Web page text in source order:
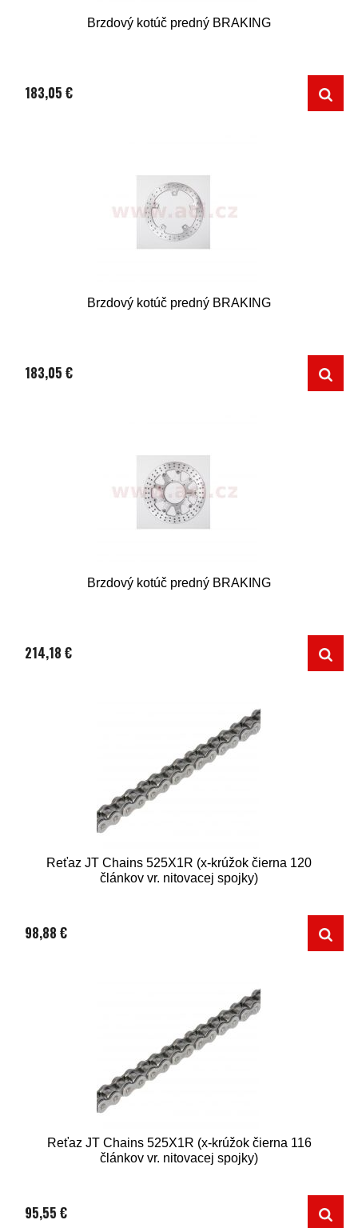
Brzdový kotúč predný BRAKING
183,05 €
Brzdový kotúč predný BRAKING
183,05 €
Brzdový kotúč predný BRAKING
214,18 €
Reťaz JT Chains 525X1R (x-krúžok čierna 120
článkov vr. nitovacej spojky)
98,88 €
Reťaz JT Chains 525X1R (x-krúžok čierna 116
článkov vr. nitovacej spojky)
95,55 €